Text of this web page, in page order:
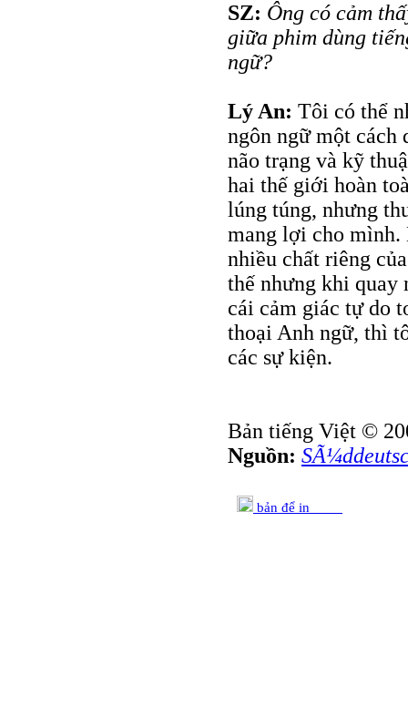
SZ: Ông có cảm
giữa phim dùng
ngữ?
Lý An: Tôi có thể
ngôn ngữ một cách
não trạng và kỹ
hai thế giới hoàn
lúng túng, nhưng
mang lợi cho mình.
nhiều chất riêng
thế nhưng khi quay
cái cảm giác tự do
thoại Anh ngữ, thì
các sự kiện.
Bản tiếng Việt ©
Nguồn:
bản để in